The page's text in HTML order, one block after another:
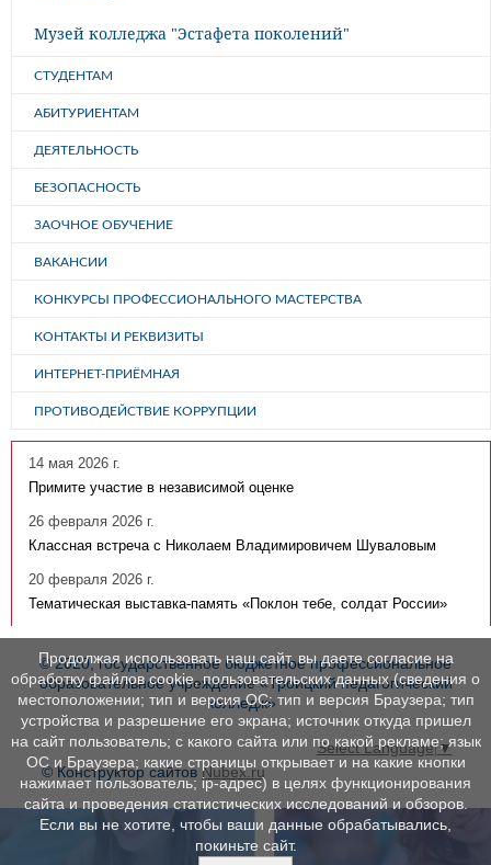
Музей колледжа "Эстафета поколений"
СТУДЕНТАМ
АБИТУРИЕНТАМ
ДЕЯТЕЛЬНОСТЬ
БЕЗОПАСНОСТЬ
ЗАОЧНОЕ ОБУЧЕНИЕ
ВАКАНСИИ
КОНКУРСЫ ПРОФЕССИОНАЛЬНОГО МАСТЕРСТВА
КОНТАКТЫ И РЕКВИЗИТЫ
ИНТЕРНЕТ-ПРИЁМНАЯ
ПРОТИВОДЕЙСТВИЕ КОРРУПЦИИ
14 мая 2026 г.
Примите участие в независимой оценке
26 февраля 2026 г.
Классная встреча с Николаем Владимировичем Шуваловым
20 февраля 2026 г.
Тематическая выставка-память «Поклон тебе, солдат России»
© 2020, государственное бюджетное профессиональное
образовательное учреждение «Троицкий педагогический
колледж»
Select Language▼
© Конструктор сайтовNubex.ru
Продолжая использовать наш сайт, вы даете согласие на
обработку файлов cookie, пользовательских данных (сведения о
местоположении; тип и версия ОС; тип и версия Браузера; тип
устройства и разрешение его экрана; источник откуда пришел
на сайт пользователь; с какого сайта или по какой рекламе; язык
ОС и Браузера; какие страницы открывает и на какие кнопки
нажимает пользователь; ip-адрес) в целях функционирования
сайта и проведения статистических исследований и обзоров.
Если вы не хотите, чтобы ваши данные обрабатывались,
покиньте сайт.